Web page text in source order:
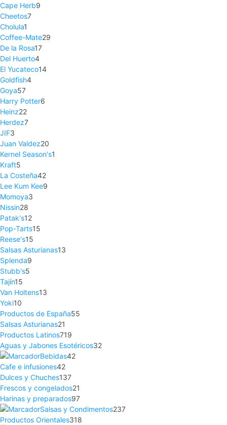
Cape Herb9
Cheetos7
Cholula1
Coffee-Mate29
De la Rosa17
Del Huerto4
El Yucateco14
Goldfish4
Goya57
Harry Potter6
Heinz22
Herdez7
JIF3
Juan Valdez20
Kernel Season's1
Kraft5
La Costeña42
Lee Kum Kee9
Momoya3
Nissin28
Patak's12
Pop-Tarts15
Reese's15
Salsas Asturianas13
Splenda9
Stubb's5
Tajín15
Van Holtens13
Yoki10
Productos de España55
Salsas Asturianas21
Productos Latinos719
Aguas y Jabones Esotéricos32
Bebidas42
Cafe e infusiones42
Dulces y Chuches137
Frescos y congelados21
Harinas y preparados97
Salsas y Condimentos237
Productos Orientales318